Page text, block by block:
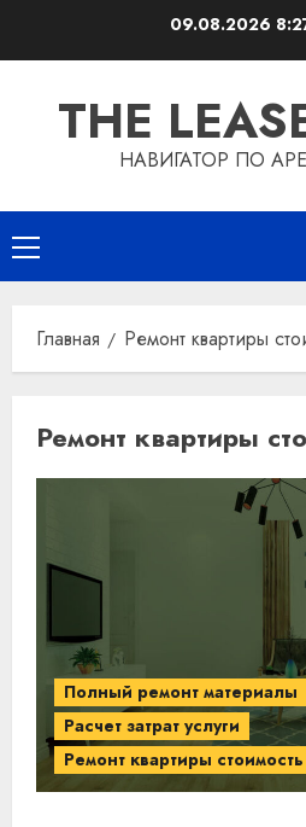
09.08.2026
THE
НАВИГАТОР ПО
Основное
меню
Главная Ремонт квартиры
Ремонт квартиры
Полный ремонт материалы
Расчет затрат услуги
Ремонт квартиры стоимость